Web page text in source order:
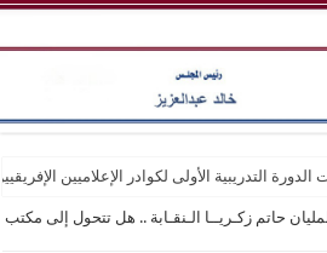
الدورة التدريبية الأولى لكوادر الإعلاميين
حاتم زكـريــا الـنقـابة .. هل تتحول إلى مكتب